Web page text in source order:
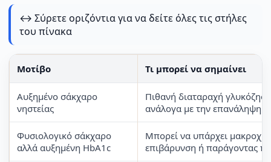
↔️ Σύρετε οριζόντια για να δείτε όλες τις στήλες
του πίνακα
Μοτίβο Τι μπορεί να σημαίνει
Αυξημένο σάκχαρο
νηστείας
Πιθανή διαταραχή
ανάλογα με την επανάληψη
Φυσιολογικό σάκχαρο
αλλά αυξημένη HbA1c
Μπορεί να υπάρχει
επιβάρυνση ή παράγοντας